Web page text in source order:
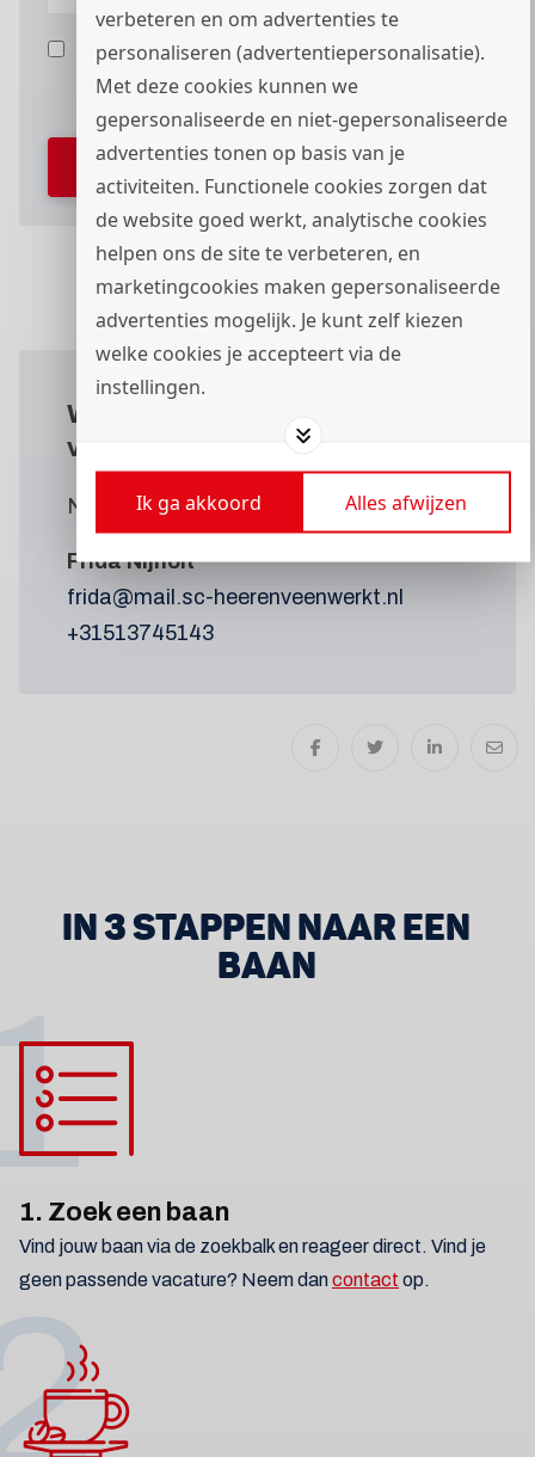
verbeteren en om advertenties te
personaliseren (advertentiepersonalisatie).
Met deze cookies kunnen we
gepersonaliseerde en niet-gepersonaliseerde
advertenties tonen op basis van je
activiteiten. Functionele cookies zorgen dat
de website goed werkt, analytische cookies
helpen ons de site te verbeteren, en
marketingcookies maken gepersonaliseerde
advertenties mogelijk. Je kunt zelf kiezen
welke cookies je accepteert via de
instellingen.
Ik ga akkoord Alles afwijzen
Ik ga akkoord met hetprivacystatementen ik
wil berichten via
ontvangen.
Verstuur je sollicitatieformulier
Wil je meer weten
vacature?
Neem contact op met:
Frida Nijholt
frida@mail.sc-heerenveenwerkt.nl
+31513745143
IN 3 STAPPEN NAAR EEN
BAAN
1. Zoek een baan
Vind jouw baan via de zoekbalk en reageer direct. Vind je
geen passende vacature? Neem dancontact op.